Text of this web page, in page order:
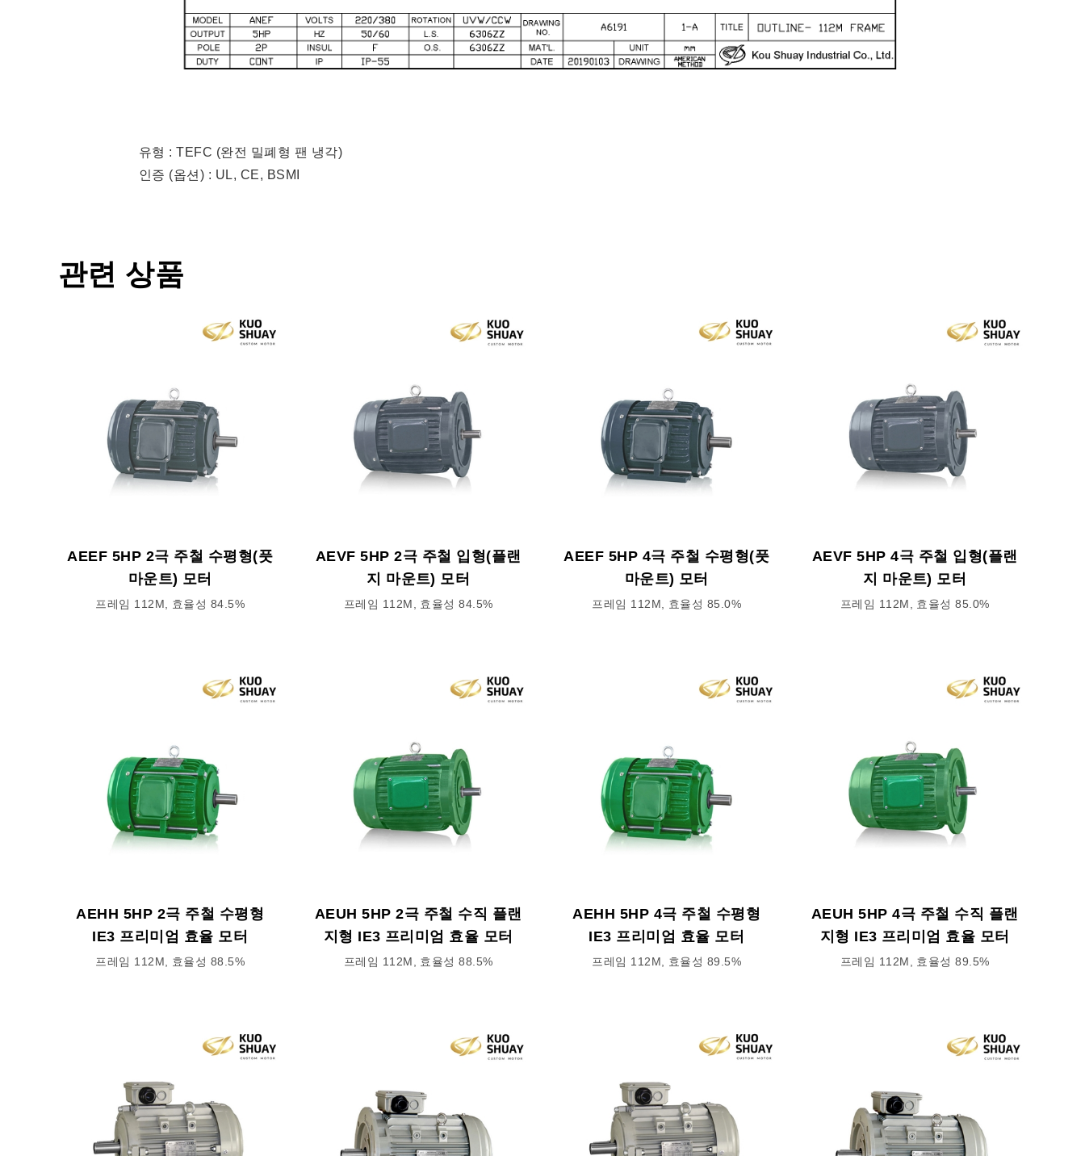
유형 : TEFC (완전 밀폐형 팬 냉각)
인증 (옵션) : UL, CE, BSMI
관련 상품
AEEF 5HP 2극 주철 수평형(풋
마운트) 모터
프레임 112M, 효율성 84.5%
AEVF 5HP 2극 주철 입형(플랜
지 마운트) 모터
프레임 112M, 효율성 84.5%
AEEF 5HP 4극 주철 수평형(풋
마운트) 모터
프레임 112M, 효율성 85.0%
AEVF 5HP 4극 주철 입형(플랜
지 마운트) 모터
프레임 112M, 효율성 85.0%
AEHH 5HP 2극 주철 수평형
IE3 프리미엄 효율 모터
프레임 112M, 효율성 88.5%
AEUH 5HP 2극 주철 수직 플랜
지형 IE3 프리미엄 효율 모터
프레임 112M, 효율성 88.5%
AEHH 5HP 4극 주철 수평형
IE3 프리미엄 효율 모터
프레임 112M, 효율성 89.5%
AEUH 5HP 4극 주철 수직 플랜
지형 IE3 프리미엄 효율 모터
프레임 112M, 효율성 89.5%